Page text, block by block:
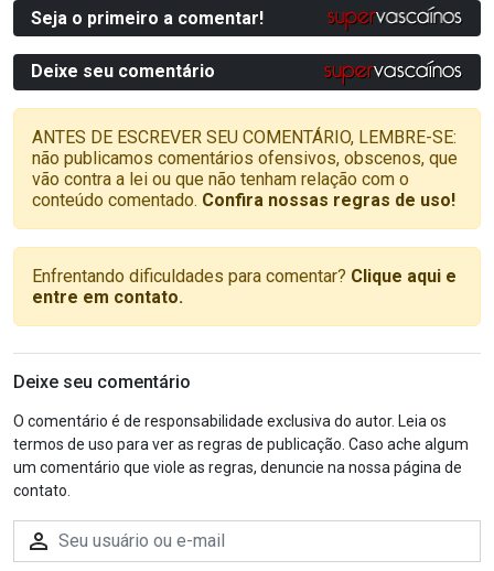
Seja o primeiro a comentar!
Deixe seu comentário
ANTES DE ESCREVER SEU COMENTÁRIO, LEMBRE-SE:
não publicamos comentários ofensivos, obscenos, que
vão contra a lei ou que não tenham relação com o
conteúdo comentado. Confira nossas regras de uso!
Enfrentando dificuldades para comentar? Clique aqui e
entre em contato.
Deixe seu comentário
O comentário é de responsabilidade exclusiva do autor. Leia os
termos de uso para ver as regras de publicação. Caso ache algum
um comentário que viole as regras, denuncie na nossa página de
contato.